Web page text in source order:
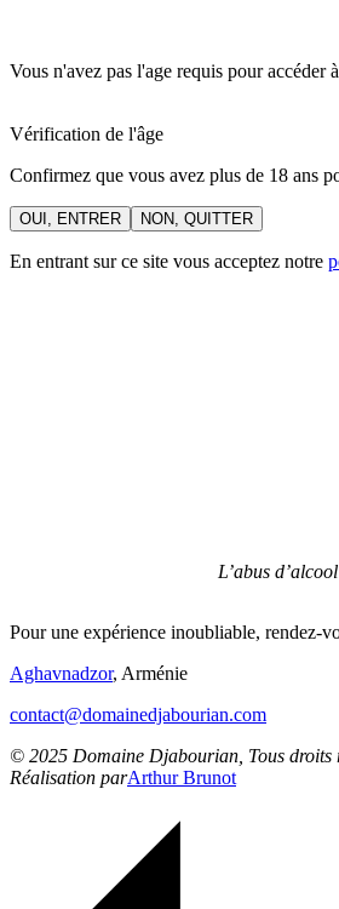
du
Vous n'avez pas l'age requis pour accéder
Vérification de l'âge
Confirmez que vous avez plus de 18 ans
OUI, ENTRER NON, QUITTER
En entrant sur ce site vous acceptez notre
L’abus
Pour une expérience inoubliable, rendez-
Aghavnadzor, Arménie
contact@domainedjabourian.com
© 2025 Domaine Djabourian, Tous droits
Réalisation parArthur Brunot